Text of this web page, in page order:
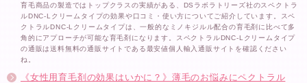
育毛商品の製造ではトップクラスの実績がある、DSラボラトリーズ社のスペクトラ
ルDNC-Lクリームタイプの効果や口コミ・使い方についてご紹介しています。スペ
クトラルDNC-Lクリームタイプは、一般的なミノキジルル配合の育毛剤に比べて多
角的にアプローチが可能な育毛剤になります。スペクトラルDNC-Lクリームタイプ
の通販は送料無料の通販サイトである最安値個人輸入通販サイトを確認ください
ね。
《女性用育毛剤の効果はいかに？》薄毛のお悩みにペクトラル